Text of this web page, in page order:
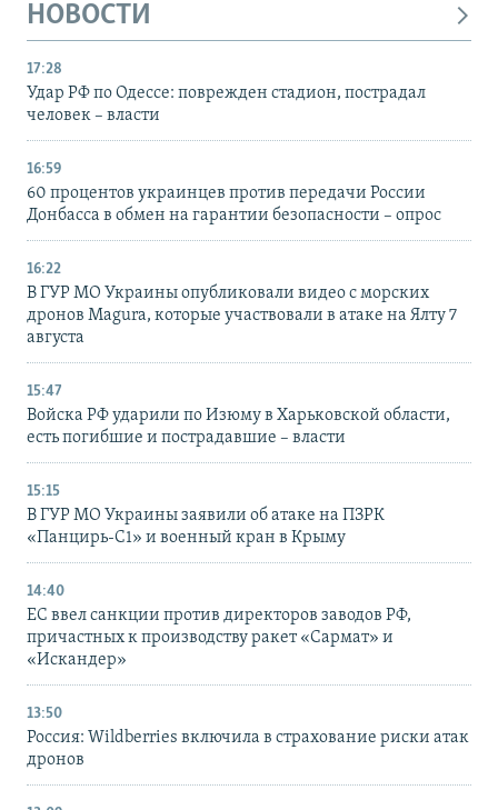
НОВОСТИ
17:28
Удар РФ по Одессе: поврежден стадион, пострадал
человек – власти
16:59
60 процентов украинцев против передачи России
Донбасса в обмен на гарантии безопасности – опрос
16:22
В ГУР МО Украины опубликовали видео с морских
дронов Magura, которые участвовали в атаке на Ялту 7
августа
15:47
Войска РФ ударили по Изюму в Харьковской области,
есть погибшие и пострадавшие – власти
15:15
В ГУР МО Украины заявили об атаке на ПЗРК
«Панцирь-С1» и военный кран в Крыму
14:40
ЕС ввел санкции против директоров заводов РФ,
причастных к производству ракет «Сармат» и
«Искандер»
13:50
Россия: Wildberries включила в страхование риски атак
дронов